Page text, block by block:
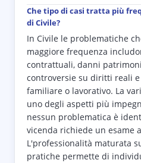
Che tipo di casi tratta più
di Civile?
In Civile le problematiche
maggiore frequenza
contrattuali, danni
controversie su diritti reali
familiare o lavorativo. La
uno degli aspetti più
nessun problematica è
vicenda richiede un esame
L'professionalità maturata
pratiche permette di